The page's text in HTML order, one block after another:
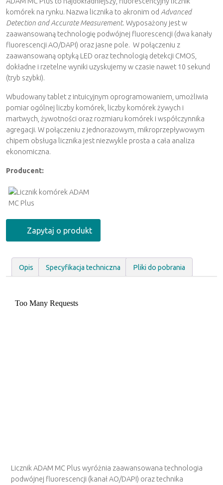
Czytniki płytek
Zamrażarki niskotemperaturowe
Liczniki komórek
Energetyka
Biologia i Biotechnologia
Mikrobiologia
Umowa serwisowa
Serwis pipet
komórek na rynku. Nazwa licznika to akronim od Advanced
Detection and Accurate Measurement. Wyposażony jest w
zaawansowaną technologię podwójnej fluorescencji (dwa kanały
fluorescencji AO/DAPI) oraz jasne pole. W połączeniu z
zaawansowaną optyką LED oraz technologią detekcji CMOS,
dokładne i rzetelne wyniki uzyskujemy w czasie nawet 10 sekund
(tryb szybki).
Wbudowany tablet z intuicyjnym oprogramowaniem, umożliwia
pomiar ogólnej liczby komórek, liczby komórek żywych i
martwych, żywotności oraz rozmiaru komórek i współczynnika
agregacji. W połączeniu z jednorazowym, mikroprzepływowym
chipem obsługa licznika jest niezwykle prosta a cała analiza
ekonomiczna.
Producent:
Zapytaj o produkt
Opis Specyfikacja techniczna Pliki do pobrania
Licznik ADAM MC Plus wyróżnia zaawansowana technologia
podwójnej fluorescencji (kanał AO/DAPI) oraz technika